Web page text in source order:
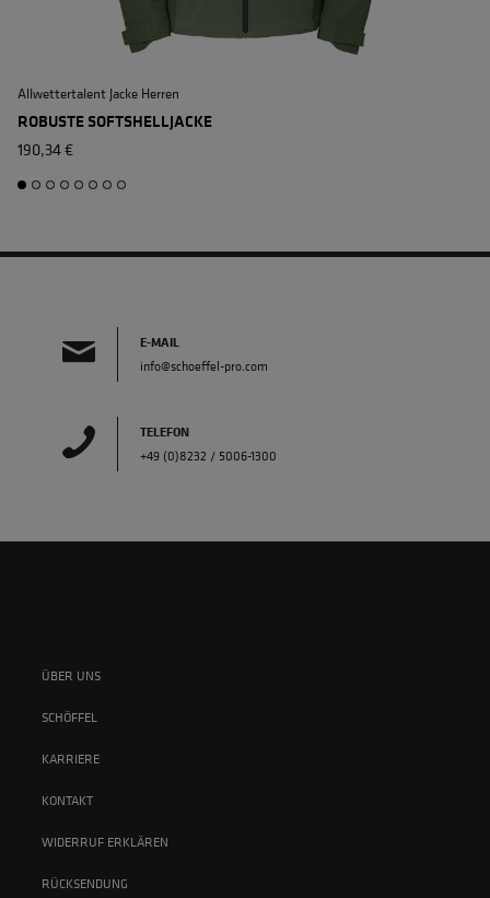
Allwettertalent Jacke Herren
ROBUSTE SOFTSHELLJACKE
190,34 €
E-MAIL
info@schoeffel-pro.com
TELEFON
+49 (0)8232 / 5006-1300
ÜBER UNS
SCHÖFFEL
KARRIERE
KONTAKT
WIDERRUF ERKLÄREN
RÜCKSENDUNG